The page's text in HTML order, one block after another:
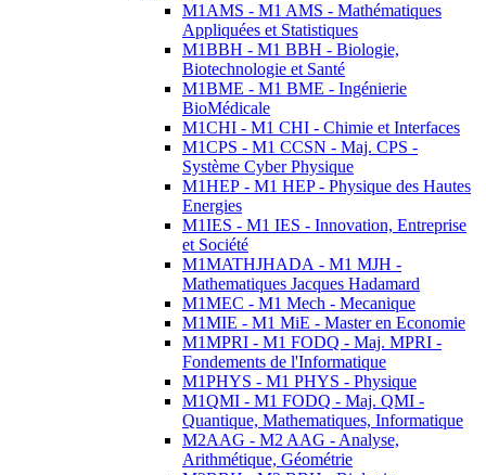
M1AMS - M1 AMS - Mathématiques
Appliquées et Statistiques
M1BBH - M1 BBH - Biologie,
Biotechnologie et Santé
M1BME - M1 BME - Ingénierie
BioMédicale
M1CHI - M1 CHI - Chimie et Interfaces
M1CPS - M1 CCSN - Maj. CPS -
Système Cyber Physique
M1HEP - M1 HEP - Physique des Hautes
Energies
M1IES - M1 IES - Innovation, Entreprise
et Société
M1MATHJHADA - M1 MJH -
Mathematiques Jacques Hadamard
M1MEC - M1 Mech - Mecanique
M1MIE - M1 MiE - Master en Economie
M1MPRI - M1 FODQ - Maj. MPRI -
Fondements de l'Informatique
M1PHYS - M1 PHYS - Physique
M1QMI - M1 FODQ - Maj. QMI -
Quantique, Mathematiques, Informatique
M2AAG - M2 AAG - Analyse,
Arithmétique, Géométrie